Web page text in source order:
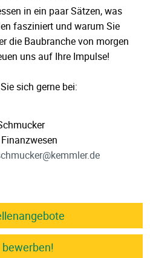
in ein paar Sätzen, was
fasziniert und warum Sie
die Baubranche von morgen
uns auf Ihre Impulse!
sich gerne bei: